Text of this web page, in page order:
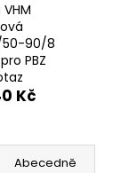
50-90/8
PBZ
Kč
Abecedně
10-32", 45 MM (ADS